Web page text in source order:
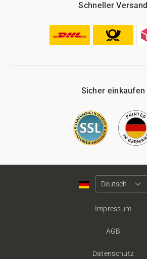
Schneller Versand
Sicher einkaufen
Impressum
AGB
Datenschutz